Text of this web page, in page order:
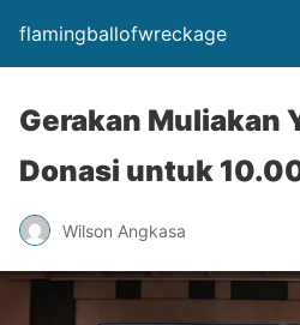
flamingballofwreckage
Gerakan Muliakan
Donasi untuk
Wilson Angkasa